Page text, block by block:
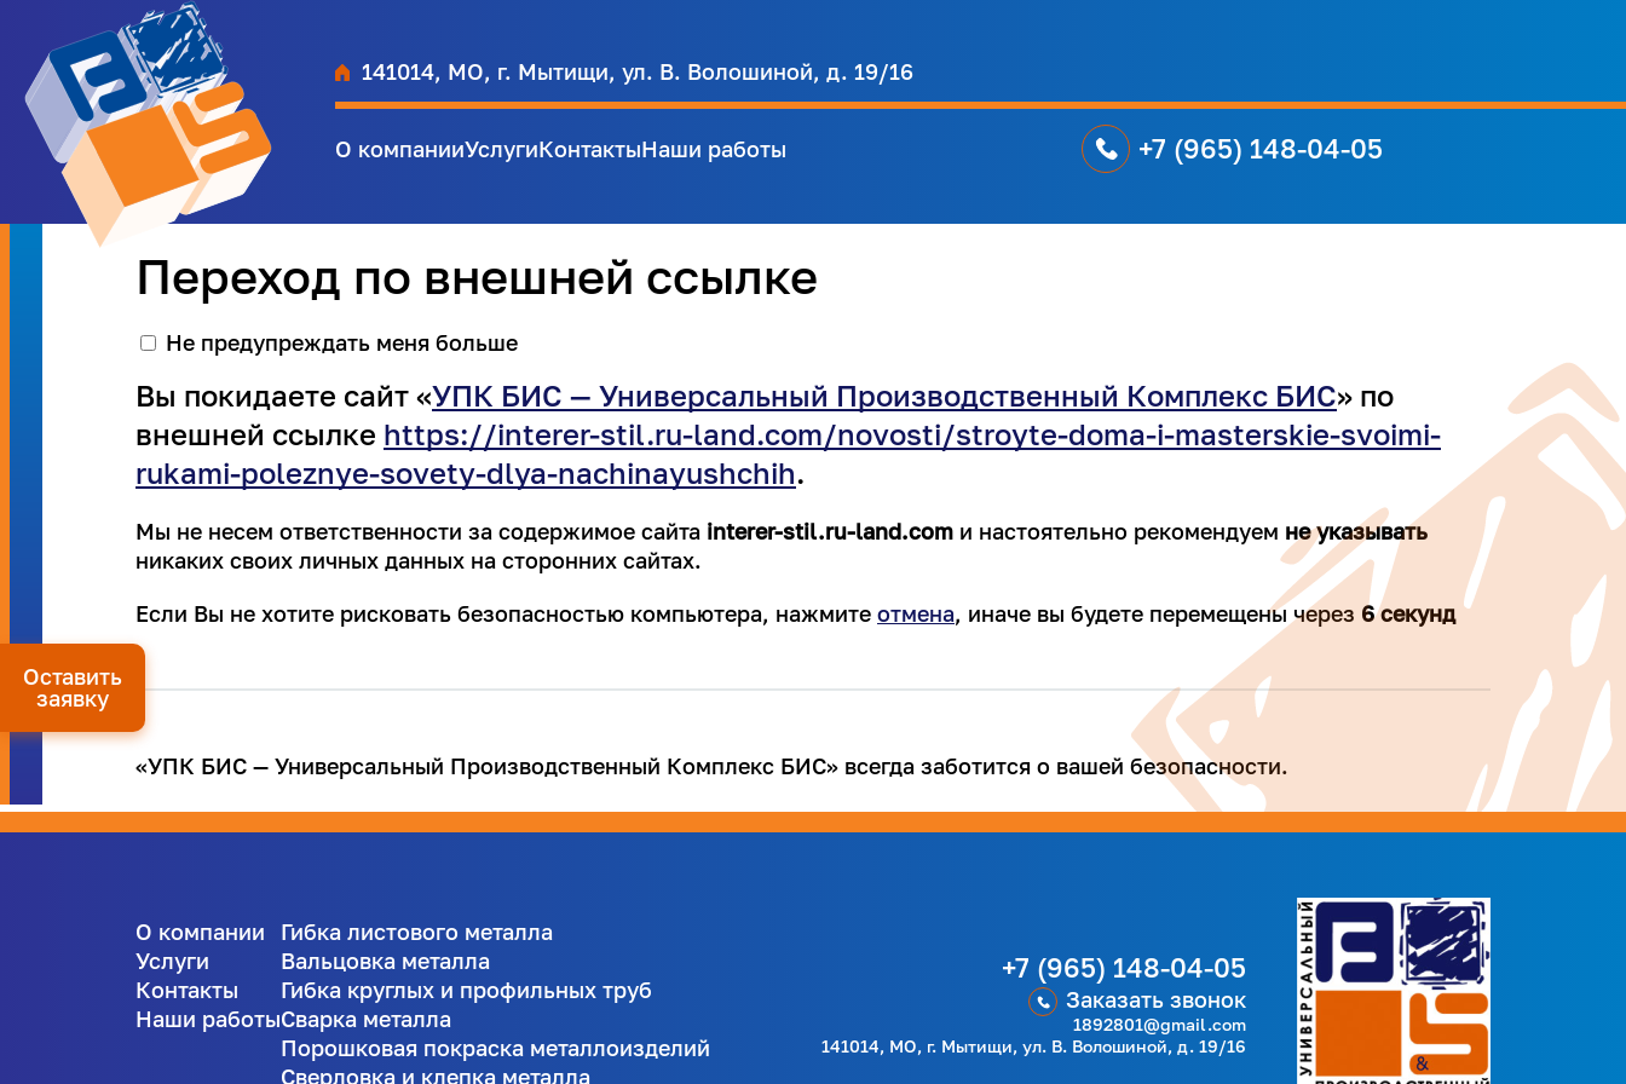
141014, МО, г. Мытищи, ул. В. Волошиной, д. 19/16
О компанииУслугиКонтактыНаши работы +7 (965) 148-04-05
Переход по внешней ссылке
Не предупреждать меня больше
Вы покидаете сайт «УПК БИС — Универсальный Производственный Комплекс БИС» по
внешней ссылке https://interer-stil.ru-land.com/novosti/stroyte-doma-i-masterskie-svoimi-
rukami-poleznye-sovety-dlya-nachinayushchih.
Мы не несем ответственности за содержимое сайта interer-stil.ru-land.com и настоятельно рекомендуем не указывать
никаких своих личных данных на сторонних сайтах.
Если Вы не хотите рисковать безопасностью компьютера, нажмите отмена, иначе вы будете перемещены через 5секунд
«УПК БИС — Универсальный Производственный Комплекс БИС» всегда заботится о вашей безопасности.
О компании
Услуги
Контакты
Наши работы
Гибка листового металла
Вальцовка металла
Гибка круглых и профильных труб
Сварка металла
Порошковая покраска металлоизделий
Сверловка и клепка металла
+7 (965) 148-04-05
Заказать звонок
1892801@gmail.com
141014, МО, г. Мытищи, ул. В. Волошиной, д. 19/16
Оставить
заявку